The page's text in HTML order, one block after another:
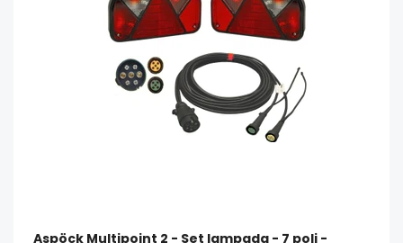
Aspöck Multipoint 2 - Set lampada - 7 poli -